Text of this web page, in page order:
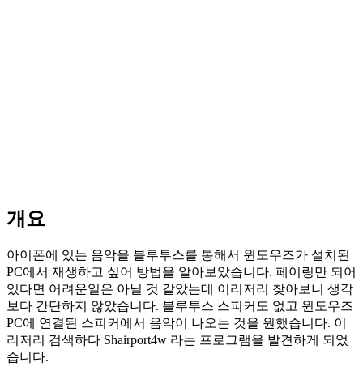
개요
아이폰에 있는 음악을 블루투스를 통해서 윈도우즈가 설치된
PC에서 재생하고 싶어 방법을 알아보았습니다. 페이링만 되어
있다면 어려운일은 아닐 것 같았는데 이리저리 찾아보니 생각
보다 간단하지 않았습니다. 블루투스 스피커도 없고 윈도우즈
PC에 연결된 스피커에서 음악이 나오는 것을 원했습니다. 이
리저리 검색하다 Shairport4w 라는 프로그램을 발견하게 되었
습니다.